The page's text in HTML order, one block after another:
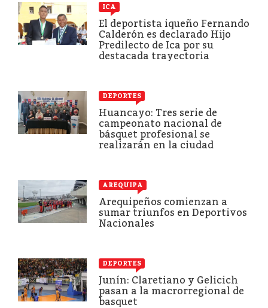
ICA
El deportista iqueño Fernando
Calderón es declarado Hijo
Predilecto de Ica por su
destacada trayectoria
DEPORTES
Huancayo: Tres serie de
campeonato nacional de
básquet profesional se
realizarán en la ciudad
AREQUIPA
Arequipeños comienzan a
sumar triunfos en Deportivos
Nacionales
DEPORTES
Junín: Claretiano y Gelicich
pasan a la macrorregional de
basquet